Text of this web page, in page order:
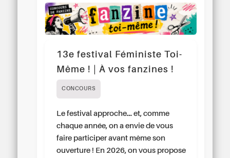
13e festival Féministe Toi-
Même ! | À vos fanzines !
CONCOURS
Le festival approche… et, comme
chaque année, on a envie de vous
faire participer avant même son
ouverture ! En 2026, on vous propose